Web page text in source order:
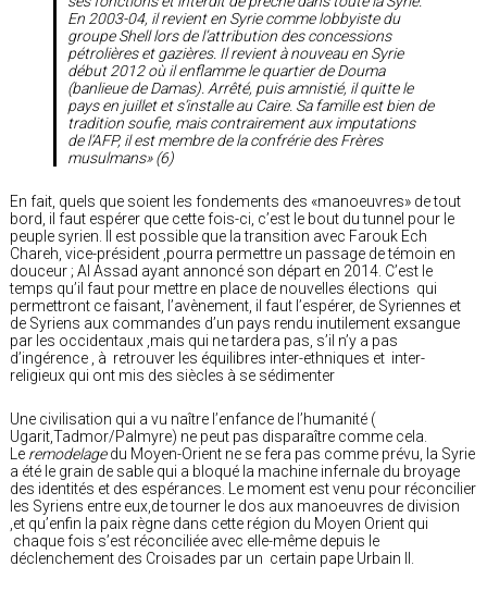
En 2003-04, il revient en Syrie comme lobbyiste du
groupe Shell lors de l’attribution des concessions
pétrolières et gazières. Il revient à nouveau en Syrie
début 2012 où il enflamme le quartier de Douma
(banlieue de Damas). Arrêté, puis amnistié, il quitte le
pays en juillet et s’installe au Caire. Sa famille est bien de
tradition soufie, mais contrairement aux imputations
de l’AFP, il est membre de la confrérie des Frères
musulmans» (6)
En fait, quels que soient les fondements des «manoeuvres» de tout
bord, il faut espérer que cette fois-ci, c’est le bout du tunnel pour le
peuple syrien. Il est possible que la transition avec Farouk Ech
Chareh, vice-président ,pourra permettre un passage de témoin en
douceur ; Al Assad ayant annoncé son départ en 2014. C’est le
temps qu’il faut pour mettre en place de nouvelles élections qui
permettront ce faisant, l’avènement, il faut l’espérer, de Syriennes et
de Syriens aux commandes d’un pays rendu inutilement exsangue
par les occidentaux ,mais qui ne tardera pas, s’il n’y a pas
d’ingérence , à retrouver les équilibres inter-ethniques et inter-
religieux qui ont mis des siècles à se sédimenter
Une civilisation qui a vu naître l’enfance de l’humanité (
Ugarit,Tadmor/Palmyre) ne peut pas disparaître comme cela.
Le remodelagedu Moyen-Orient ne se fera pas comme prévu, la Syrie
a été le grain de sable qui a bloqué la machine infernale du broyage
des identités et des espérances. Le moment est venu pour réconcilier
les Syriens entre eux,de tourner le dos aux manoeuvres de division
,et qu’enfin la paix règne dans cette région du Moyen Orient qui
chaque fois s’est réconciliée avec elle-même depuis le
déclenchement des Croisades par un certain pape Urbain II.